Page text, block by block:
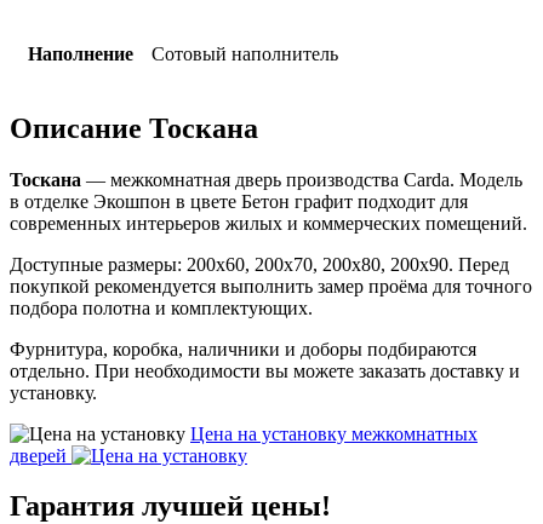
Наполнение Сотовый наполнитель
Описание Тоскана
Тоскана — межкомнатная дверь производства Carda. Модель
в отделке Экошпон в цвете Бетон графит подходит для
современных интерьеров жилых и коммерческих помещений.
Доступные размеры: 200х60, 200х70, 200х80, 200х90. Перед
покупкой рекомендуется выполнить замер проёма для точного
подбора полотна и комплектующих.
Фурнитура, коробка, наличники и доборы подбираются
отдельно. При необходимости вы можете заказать доставку и
установку.
Цена на установку межкомнатных
дверей
Гарантия лучшей цены!